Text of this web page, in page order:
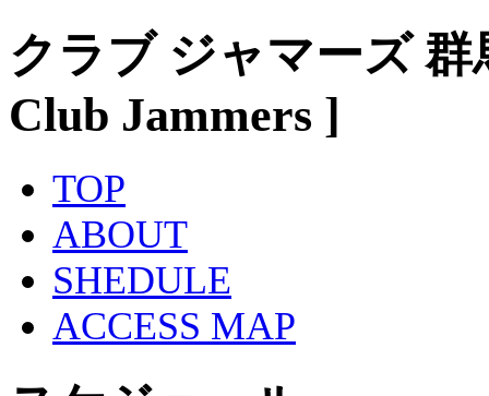
クラブ ジャマーズ
Club Jammers ]
TOP
ABOUT
SHEDULE
ACCESS MAP